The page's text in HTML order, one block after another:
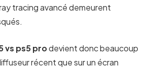
tracing avancé demeurent
vs ps5 prodevient donc beaucoup
récent que sur un écran